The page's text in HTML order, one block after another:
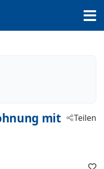
mit
Teilen